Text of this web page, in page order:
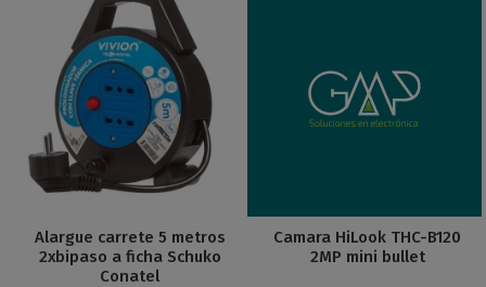
Alargue carrete 5 metros
2xbipaso a ficha Schuko
Conatel
Camara HiLook THC-B120
2MP mini bullet